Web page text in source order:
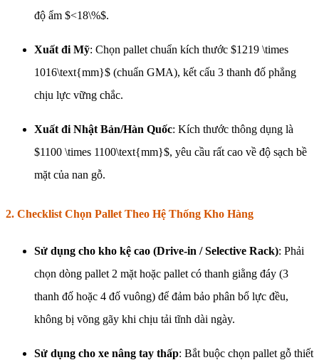
độ ẩm $<18\%$.
Xuất đi Mỹ: Chọn pallet chuẩn kích thước $1219 \times
1016\text{mm}$ (chuẩn GMA), kết cấu 3 thanh đố phẳng
chịu lực vững chắc.
Xuất đi Nhật Bản/Hàn Quốc: Kích thước thông dụng là
$1100 \times 1100\text{mm}$, yêu cầu rất cao về độ sạch bề
mặt của nan gỗ.
2. Checklist Chọn Pallet Theo Hệ Thống Kho Hàng
Sử dụng cho kho kệ cao (Drive-in / Selective Rack): Phải
chọn dòng pallet 2 mặt hoặc pallet có thanh giằng đáy (3
thanh đố hoặc 4 đố vuông) để đảm bảo phân bổ lực đều,
không bị võng gãy khi chịu tải tĩnh dài ngày.
Sử dụng cho xe nâng tay thấp: Bắt buộc chọn pallet gỗ thiết